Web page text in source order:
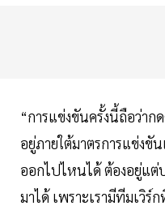
“การแข่งขันครั้งนี้ถือว่าก
อยู่ภายใต้มาตรการแข่ง
ออกไปไหนได้ ต้องอยู่แ
มาได้ เพราะเรามีทีมเวิร์